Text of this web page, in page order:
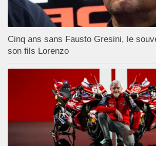
Cinq ans sans Fausto Gresini, le
son fils Lorenzo